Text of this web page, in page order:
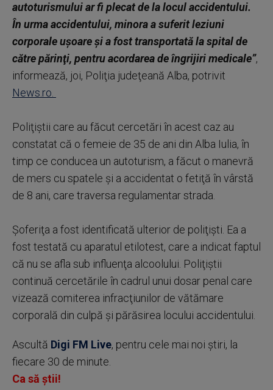
autoturismului ar fi plecat de la locul accidentului.
În urma accidentului, minora a suferit leziuni
corporale uşoare şi a fost transportată la spital de
către părinţi, pentru acordarea de îngrijiri medicale”,
informează, joi, Poliţia judeţeană Alba, potrivit
News.ro.
Poliţiştii care au făcut cercetări în acest caz au
constatat că o femeie de 35 de ani din Alba Iulia, în
timp ce conducea un autoturism, a făcut o manevră
de mers cu spatele şi a accidentat o fetiţă în vârstă
de 8 ani, care traversa regulamentar strada.
Şoferiţa a fost identificată ulterior de poliţişti. Ea a
fost testată cu aparatul etilotest, care a indicat faptul
că nu se afla sub influenţa alcoolului. Poliţiştii
continuă cercetările în cadrul unui dosar penal care
vizează comiterea infracţiunilor de vătămare
corporală din culpă şi părăsirea locului accidentului.
Ascultă Digi FM Live, pentru cele mai noi știri, la
fiecare 30 de minute.
Ca să știi!